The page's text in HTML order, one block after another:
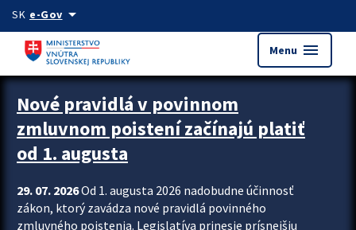
Preskocit na hlavný obsah
SK e-Govarrow_drop_down
Menu menu
Zastavit automatický posun upútavok
Nové pravidlá v povinnom
zmluvnom poistení začínajú platiť
od 1. augusta
29. 07. 2026Od 1. augusta 2026 nadobudne účinnosť
zákon, ktorý zavádza nové pravidlá povinného
zmluvného poistenia. Legislatíva prinesie prísnejšiu